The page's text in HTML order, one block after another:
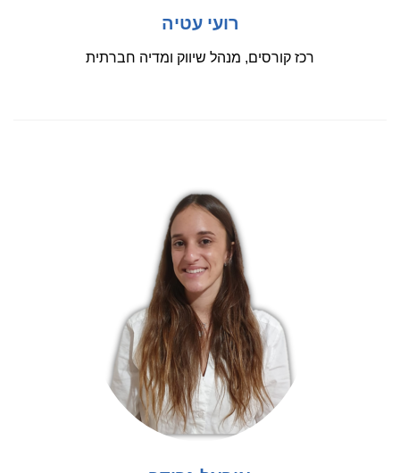
רועי עטיה
רכז קורסים, מנהל שיווק ומדיה חברתית